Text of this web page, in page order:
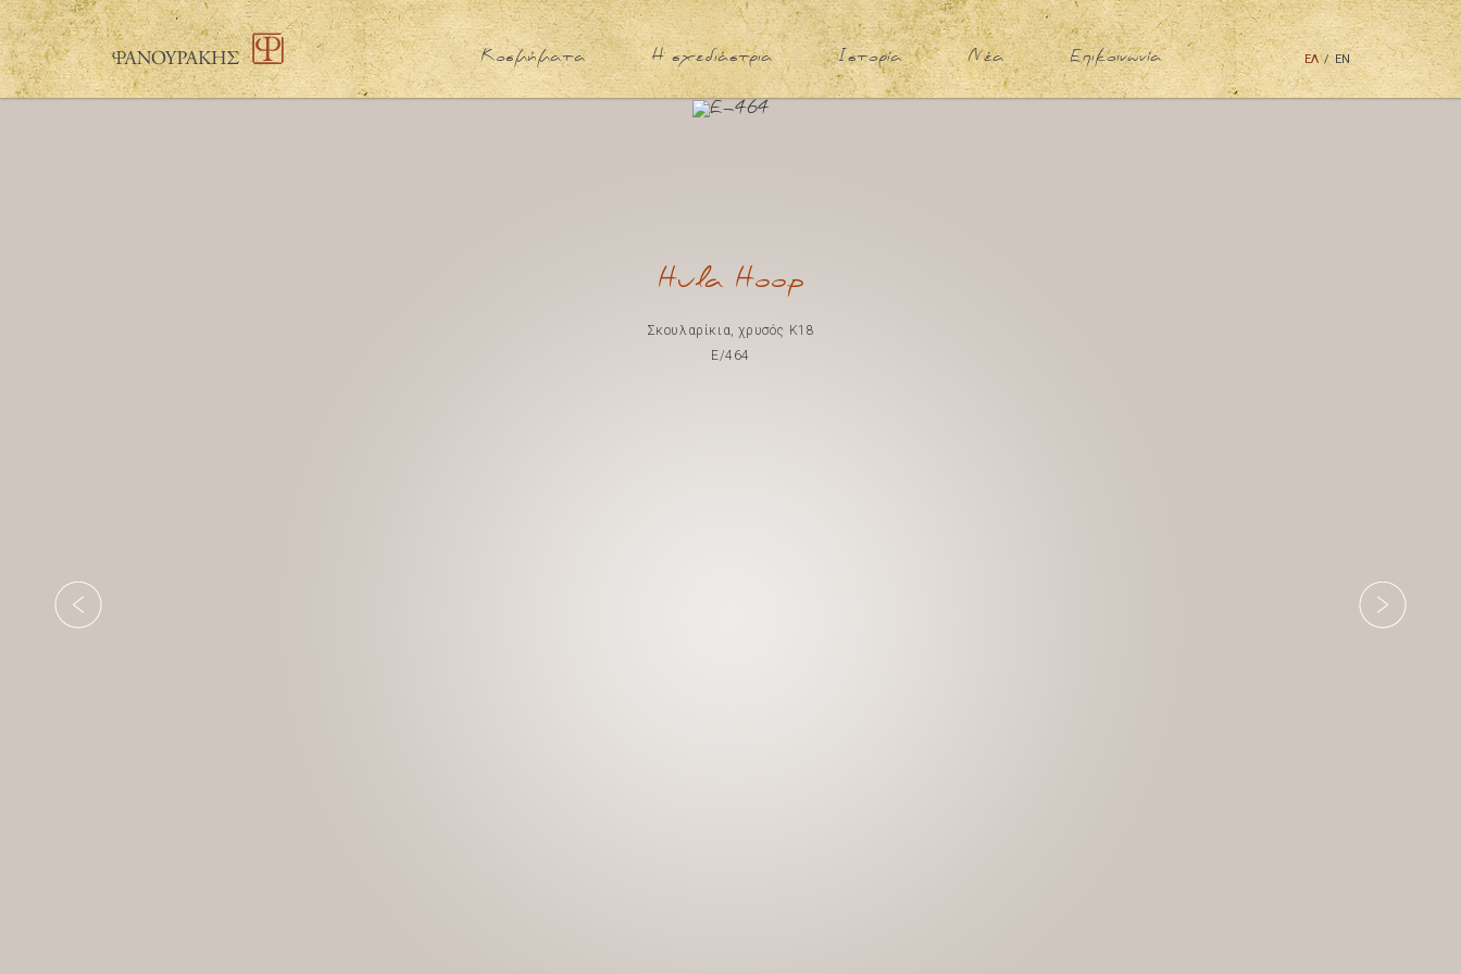
Κοσμήματα Η σχεδιάστρια Ιστορία Νέα Επικοινωνία ΕΛ / ΕΝ
Hula Hoop
Σκουλαρίκια, χρυσός Κ18
E/464